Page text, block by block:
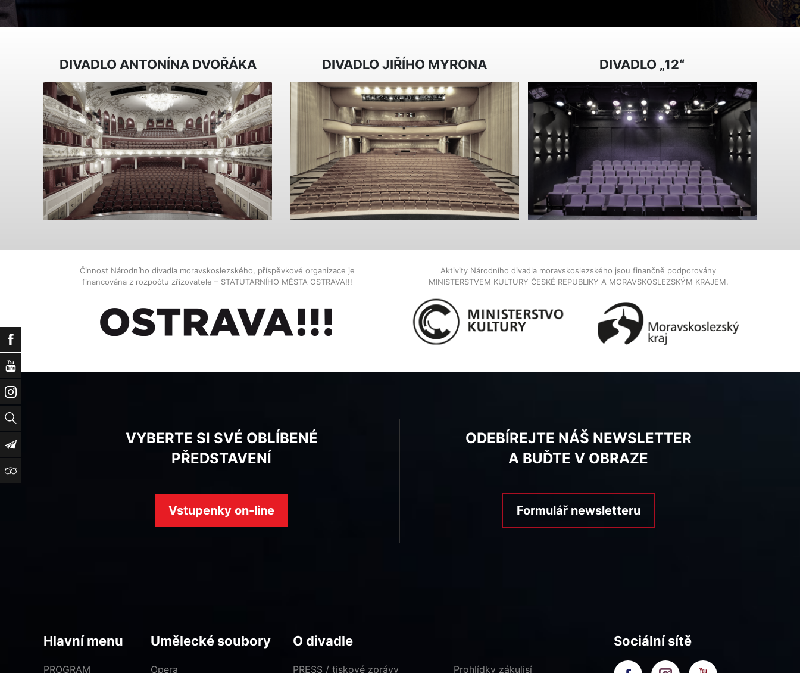
Facebook
YouTube
Instagram
Vyhledat
Newsletter
TripAdvisor
DIVADLO ANTONÍNA DVOŘÁKA DIVADLO JIŘÍHO MYRONA DIVADLO „12“
Činnost Národního divadla moravskoslezského, příspěvkové organizace je
financována z rozpočtu zřizovatele – STATUTARNÍHO MĚSTA OSTRAVA!!!
Aktivity Národního divadla moravskoslezského jsou finančně podporovány
MINISTERSTVEM KULTURY ČESKÉ REPUBLIKY A MORAVSKOSLEZSKÝM KRAJEM.
VYBERTE SI SVÉ OBLÍBENÉ
PŘEDSTAVENÍ
Vstupenky on-line
ODEBÍREJTE NÁŠ NEWSLETTER
A BUĎTE V OBRAZE
Formulář newsletteru
Hlavní menu
PROGRAM
Umělecké soubory
Opera
O divadle
PRESS / tiskové zprávy Prohlídky zákulisí
Sociální sítě